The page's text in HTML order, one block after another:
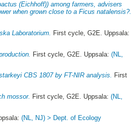
(Eichhoff)) among farmers, advisers
when grown close to a Ficus natalensis?.
Laboratorium.
First cycle, G2E. Uppsala:
First cycle, G2E. Uppsala:(NL,
CBS 1807 by FT-NIR analysis. First
mossor. First cycle, G2E. Uppsala:(NL,
(NL, NJ) > Dept. of Ecology